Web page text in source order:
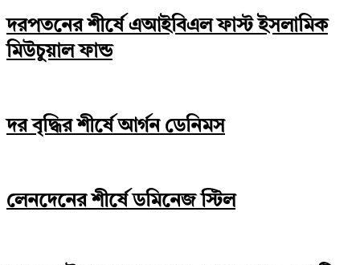
দরপতনের শীর্ষে এআইবিএল ফাস্ট ইসলামিক
মিউচুয়াল ফান্ড
দর বৃদ্ধির শীর্ষে আর্গন ডেনিমস
লেনদেনের শীর্ষে ডমিনেজ স্টিল